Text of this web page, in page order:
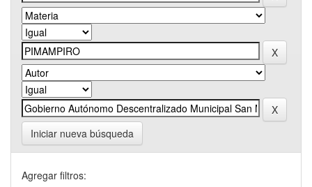
Iniciar nueva búsqueda
Agregar filtros: